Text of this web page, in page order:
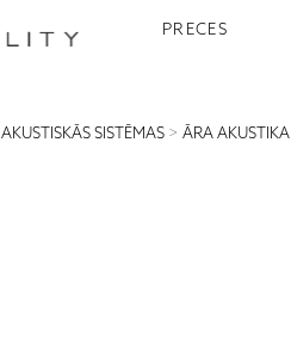
PRECES
AKUSTISKĀS SISTĒMAS > ĀRA AKUSTIKA